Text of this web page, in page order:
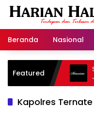
Langsung
Beranda
Nasional
Featured
Warisan
Jalan
Kapolres Ternate